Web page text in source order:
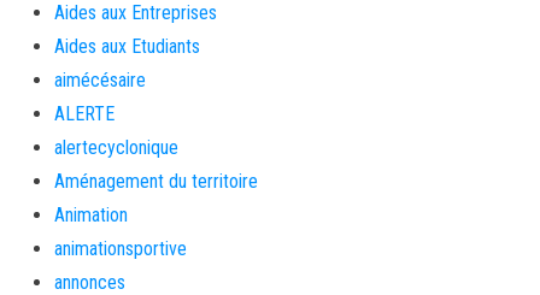
Aides aux Entreprises
Aides aux Etudiants
aimécésaire
ALERTE
alertecyclonique
Aménagement du territoire
Animation
animationsportive
annonces